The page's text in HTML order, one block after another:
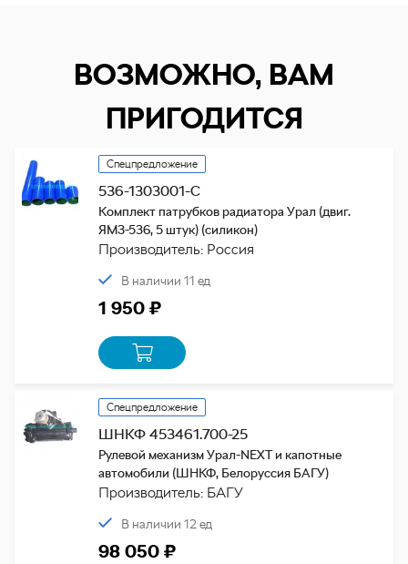
ВОЗМОЖНО, ВАМ
ПРИГОДИТСЯ
Спецпредложение
536-1303001-С
Комплект патрубков радиатора Урал (двиг.
ЯМЗ-536, 5 штук) (силикон)
Производитель: Россия
В наличии 11 ед
1 950 ₽
Спецпредложение
ШНКФ 453461.700-25
Рулевой механизм Урал-NEXT и капотные
автомобили (ШНКФ, Белоруссия БАГУ)
Производитель: БАГУ
В наличии 12 ед
98 050 ₽